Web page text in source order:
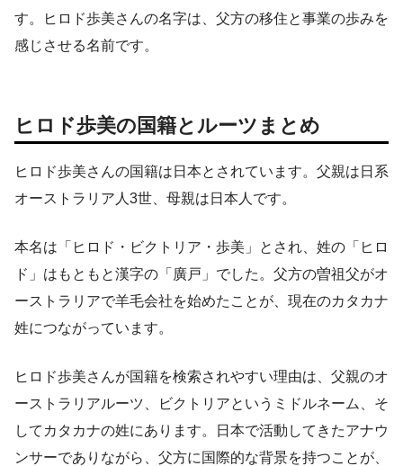
す。ヒロド歩美さんの名字は、父方の移住と事業の歩みを
感じさせる名前です。
ヒロド歩美の国籍とルーツまとめ
ヒロド歩美さんの国籍は日本とされています。父親は日系
オーストラリア人3世、母親は日本人です。
本名は「ヒロド・ビクトリア・歩美」とされ、姓の「ヒロ
ド」はもともと漢字の「廣戸」でした。父方の曽祖父がオ
ーストラリアで羊毛会社を始めたことが、現在のカタカナ
姓につながっています。
ヒロド歩美さんが国籍を検索されやすい理由は、父親のオ
ーストラリアルーツ、ビクトリアというミドルネーム、そ
してカタカナの姓にあります。日本で活動してきたアナウ
ンサーでありながら、父方に国際的な背景を持つことが、